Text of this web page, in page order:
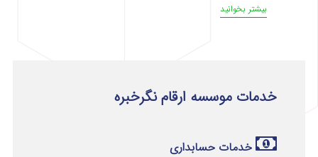
بیشتر بخوانید
خدمات موسسه ارقام نگرخبره
خدمات حسابداری